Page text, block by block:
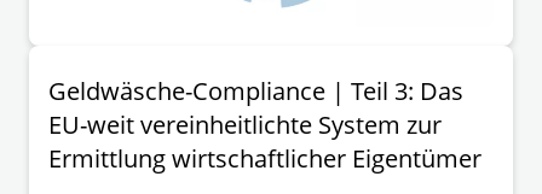
Geldwäsche-Compliance | Teil 3: Das
EU-weit vereinheitlichte System zur
Ermittlung wirtschaftlicher Eigentümer